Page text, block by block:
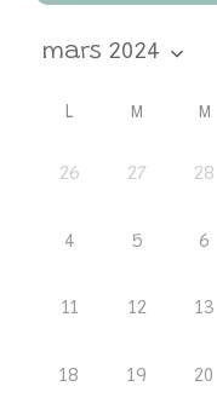
L M M
26 27 28
4 5 6
11 12 13
18 19 20